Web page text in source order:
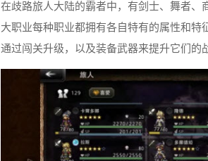
在歧路旅人大陆的霸者中，有剑士、舞者
大职业每种职业都拥有各自特有的属性和
通过闯关升级，以及装备武器来提升它们的